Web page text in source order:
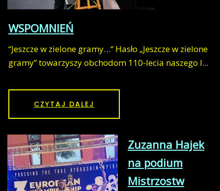
WSPOMNIEŃ
“Jeszcze w zielone gramy…“ Hasło „Jeszcze w zielone
gramy” towarzyszy obchodom 110-lecia naszego l...
CZYTAJ DALEJ
Zuzanna Hajek
na podium
Mistrzostw